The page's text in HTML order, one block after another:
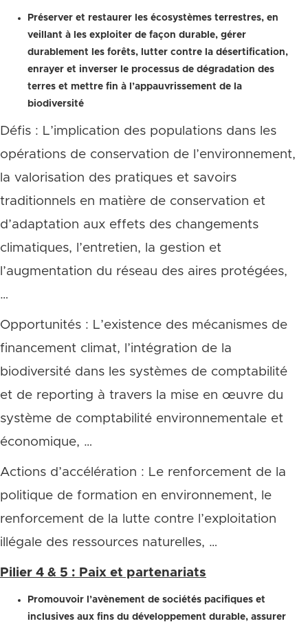
Préserver et restaurer les écosystèmes terrestres, en
veillant à les exploiter de façon durable, gérer
durablement les forêts, lutter contre la désertification,
enrayer et inverser le processus de dégradation des
terres et mettre fin à l’appauvrissement de la
biodiversité
Défis : L’implication des populations dans les
opérations de conservation de l’environnement,
la valorisation des pratiques et savoirs
traditionnels en matière de conservation et
d’adaptation aux effets des changements
climatiques, l’entretien, la gestion et
l’augmentation du réseau des aires protégées,
…
Opportunités : L’existence des mécanismes de
financement climat, l’intégration de la
biodiversité dans les systèmes de comptabilité
et de reporting à travers la mise en œuvre du
système de comptabilité environnementale et
économique, …
Actions d’accélération : Le renforcement de la
politique de formation en environnement, le
renforcement de la lutte contre l’exploitation
illégale des ressources naturelles, …
Pilier 4 & 5 : Paix et partenariats
Promouvoir l’avènement de sociétés pacifiques et
inclusives aux fins du développement durable, assurer